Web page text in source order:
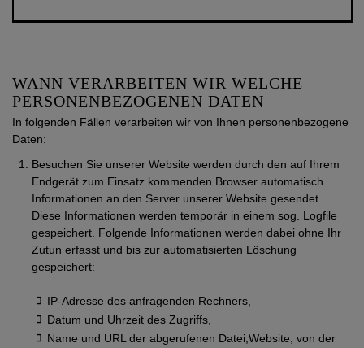
WANN VERARBEITEN WIR WELCHE
PERSONENBEZOGENEN DATEN
In folgenden Fällen verarbeiten wir von Ihnen personenbezogene
Daten:
Besuchen Sie unserer Website werden durch den auf Ihrem
Endgerät zum Einsatz kommenden Browser automatisch
Informationen an den Server unserer Website gesendet.
Diese Informationen werden temporär in einem sog. Logfile
gespeichert. Folgende Informationen werden dabei ohne Ihr
Zutun erfasst und bis zur automatisierten Löschung
gespeichert:
IP-Adresse des anfragenden Rechners,
Datum und Uhrzeit des Zugriffs,
Name und URL der abgerufenen Datei,Website, von der